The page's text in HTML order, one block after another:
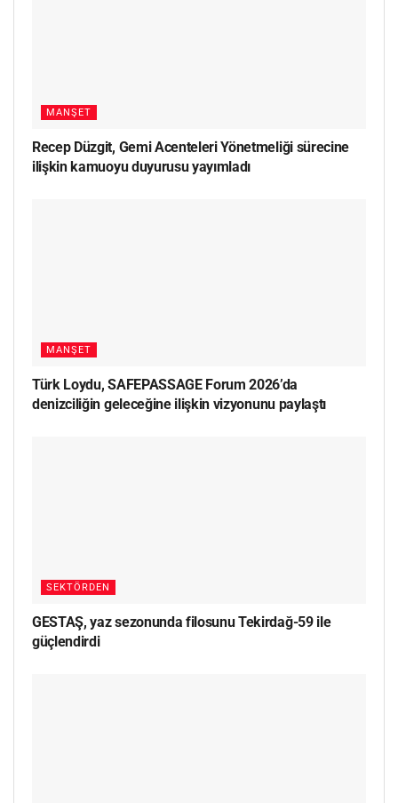
MANŞET
Recep Düzgit, Gemi Acenteleri Yönetmeliği sürecine
ilişkin kamuoyu duyurusu yayımladı
MANŞET
Türk Loydu, SAFEPASSAGE Forum 2026’da
denizciliğin geleceğine ilişkin vizyonunu paylaştı
SEKTÖRDEN
GESTAŞ, yaz sezonunda filosunu Tekirdağ-59 ile
güçlendirdi